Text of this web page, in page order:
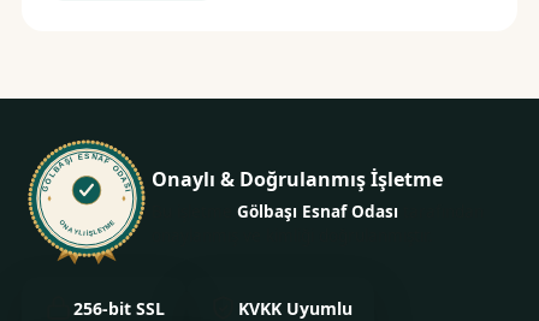
GÖLBAŞI ESNAF ODASI
ONAYLI İŞLETME
Onaylı & Doğrulanmış İşletme
Gölbaşı Esnaf Odası
256-bit SSL KVKK Uyumlu